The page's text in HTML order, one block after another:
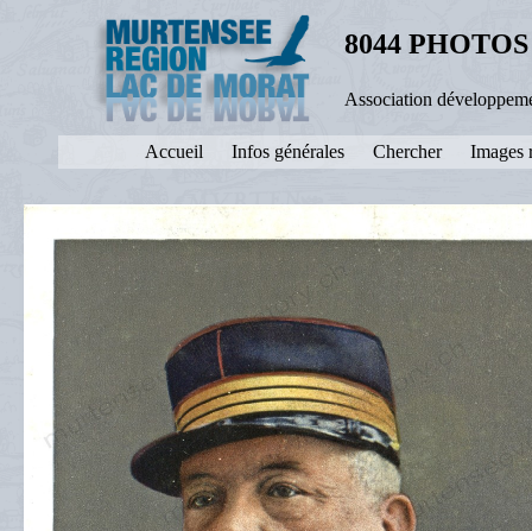
8044
Association
Accueil Infos générales Chercher Images